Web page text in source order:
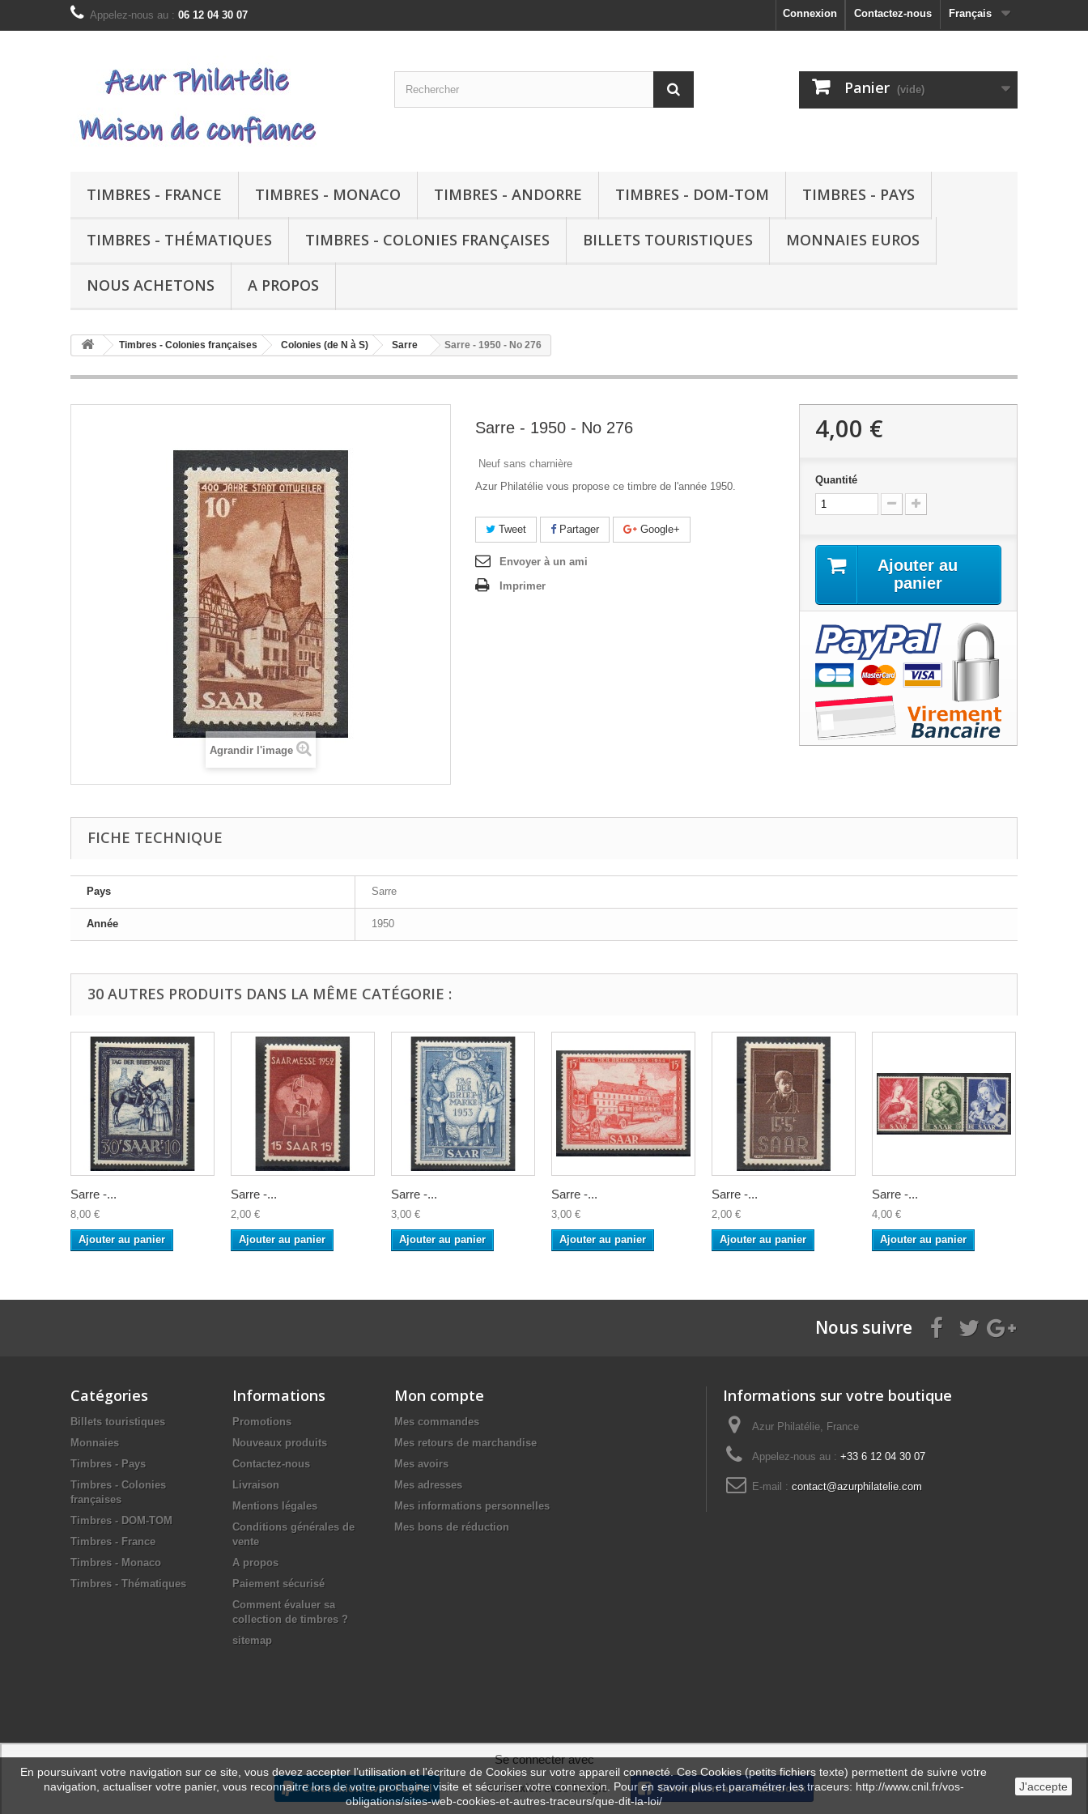
Français
Contactez-nous
Appelez-nous au : 06 12 04 30 07 Connexion
Panier (vide)
TIMBRES - FRANCE TIMBRES - MONACO TIMBRES - ANDORRE TIMBRES - DOM-TOM TIMBRES - PAYS
TIMBRES - THÉMATIQUES TIMBRES - COLONIES FRANÇAISES BILLETS TOURISTIQUES MONNAIES EUROS
NOUS ACHETONS A PROPOS
Timbres - Colonies françaises Colonies (de N à S) Sarre Sarre - 1950 - No 276
Agrandir l'image
Sarre - 1950 - No 276
Neuf sans charnière
Azur Philatélie vous propose ce timbre de l'année 1950.
Tweet Partager Google+
Envoyer à un ami
Imprimer
4,00 €
Quantité
Ajouter au
panier
FICHE TECHNIQUE
Pays Sarre
Année 1950
30 AUTRES PRODUITS DANS LA MÊME CATÉGORIE :
Sarre -...
8,00 €
Ajouter au panier
Sarre -...
2,00 €
Ajouter au panier
Sarre -...
3,00 €
Ajouter au panier
Sarre -...
3,00 €
Ajouter au panier
Sarre -...
2,00 €
Ajouter au panier
Sarre -...
4,00 €
Ajouter au panier
Nous suivre
Catégories
Billets touristiques
Monnaies
Timbres - Pays
Timbres - Colonies
françaises
Timbres - DOM-TOM
Timbres - France
Timbres - Monaco
Timbres - Thématiques
Informations
Promotions
Nouveaux produits
Contactez-nous
Livraison
Mentions légales
Conditions générales de
vente
A propos
Paiement sécurisé
Comment évaluer sa
collection de timbres ?
sitemap
Mon compte
Mes commandes
Mes retours de marchandise
Mes avoirs
Mes adresses
Mes informations personnelles
Mes bons de réduction
Informations sur votre boutique
Azur Philatélie, France
Appelez-nous au : +33 6 12 04 30 07
E-mail : contact@azurphilatelie.com
En poursuivant votre navigation sur ce site, vous devez accepter l’utilisation et l'écriture de Cookies sur votre appareil connecté. Ces Cookies (petits fichiers texte) permettent de suivre votre
navigation, actualiser votre panier, vous reconnaitre lors de votre prochaine visite et sécuriser votre connexion. Pour en savoir plus et paramétrer les traceurs: http://www.cnil.fr/vos-
obligations/sites-web-cookies-et-autres-traceurs/que-dit-la-loi/
J'accepte
Se connecter avec
Connexion avec PayPal Connexion avec Google Connexion avec Facebook